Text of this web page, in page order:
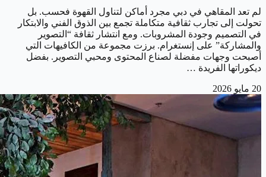
لم تعد المقاهي في دبي مجرد أماكن لتناول القهوة فحسب. بل
تحولت إلى تجارب ثقافية متكاملة تجمع بين الذوق الفني والابتكار
في التصميم وجودة المشروبات. ومع انتشار ثقافة “التصوير
والمشاركة” على إنستغرام. برزت مجموعة من الكافيهات التي
أصبحت وجهات مفضلة لصناع المحتوى ومحبي التصوير. بفضل
ديكوراتها الفريدة …
20 مايو 2026